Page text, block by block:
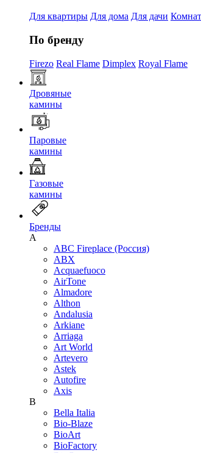
Для квартиры Для дома Для дачи
По бренду
Firezo Real Flame Dimplex Royal Flame
Дровяные
камины
Паровые
камины
Газовые
камины
Бренды
A
ABC Fireplace (Россия)
ABX
Acquaefuoco
AirTone
Almadore
Althon
Andalusia
Arkiane
Arriaga
Art World
Artevero
Astek
Autofire
Axis
B
Bella Italia
Bio-Blaze
BioArt
BioFactory